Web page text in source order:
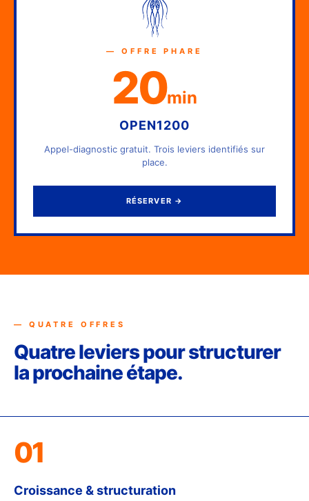
— OFFRE PHARE
20min
OPEN1200
Appel-diagnostic gratuit. Trois leviers identifiés sur
place.
RÉSERVER →
— QUATRE OFFRES
Quatre leviers pour structurer
la prochaine étape.
01
Croissance & structuration